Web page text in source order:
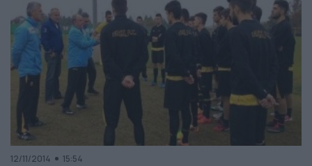
12/11/2014 15:54